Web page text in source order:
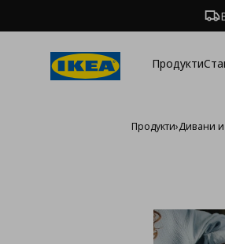
Продукти
Продукти›Дивани и